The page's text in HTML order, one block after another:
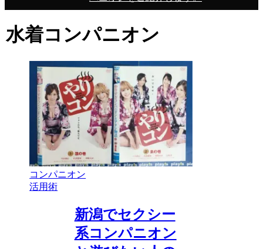
水着コンパニオン
コンパニオン
活用術
新潟でセクシー
系コンパニオン